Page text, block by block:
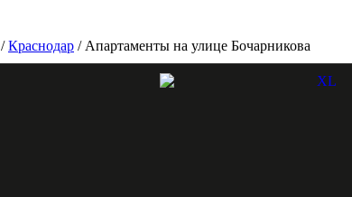
/Краснодар / Апартаменты на улице Бочарникова